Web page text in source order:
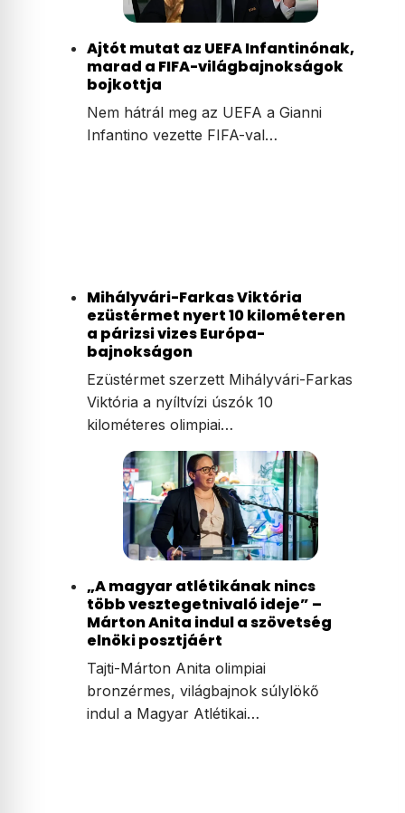
Ajtót mutat az UEFA Infantinónak,
marad a FIFA-világbajnokságok
bojkottja
Nem hátrál meg az UEFA a Gianni
Infantino vezette FIFA-val…
Mihályvári-Farkas Viktória
ezüstérmet nyert 10 kilométeren
a párizsi vizes Európa-
bajnokságon
Ezüstérmet szerzett Mihályvári-Farkas
Viktória a nyíltvízi úszók 10
kilométeres olimpiai…
„A magyar atlétikának nincs
több vesztegetnivaló ideje” –
Márton Anita indul a szövetség
elnöki posztjáért
Tajti-Márton Anita olimpiai
bronzérmes, világbajnok súlylökő
indul a Magyar Atlétikai…